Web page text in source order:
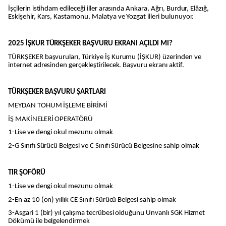
İşçilerin istihdam edileceği iller arasında Ankara, Ağrı, Burdur, Elâzığ,
Eskişehir, Kars, Kastamonu, Malatya ve Yozgat illeri bulunuyor.
2025 İŞKUR TÜRKŞEKER BAŞVURU EKRANI AÇILDI MI?
TÜRKŞEKER başvuruları, Türkiye İş Kurumu (İŞKUR) üzerinden ve
internet adresinden gerçekleştirilecek. Başvuru ekranı aktif.
TÜRKŞEKER BAŞVURU ŞARTLARI
MEYDAN TOHUM İŞLEME BİRİMİ
İŞ MAKİNELERİ OPERATÖRÜ
1-Lise ve dengi okul mezunu olmak
2-G Sınıfı Sürücü Belgesi ve C Sınıfı Sürücü Belgesine sahip olmak
TIR ŞOFÖRÜ
1-Lise ve dengi okul mezunu olmak
2-En az 10 (on) yıllık CE Sınıfı Sürücü Belgesi sahip olmak
3-Asgari 1 (bir) yıl çalışma tecrübesi olduğunu Unvanlı SGK Hizmet
Dökümü ile belgelendirmek